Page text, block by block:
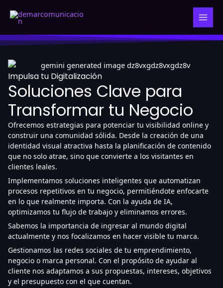
Impulsa tu Digitalización
Soluciones Clave para
Transformar tu Negocio
Ofrecemos estrategias para potenciar tu visibilidad online y
construir una comunidad sólida. Desde la creación de una
identidad visual atractiva hasta la planificación de contenido
que no solo atrae, sino que convierte a los visitantes en
clientes leales.
Implementamos soluciones inteligentes que automatizan
procesos repetitivos en tu negocio, permitiéndote enfocarte
en lo que realmente importa. Con la ayuda de IA,
optimizamos tu flujo de trabajo y eliminamos errores.
Sabemos la importancia de ingresar al mundo digital
actualmente y nos focalizamos en hacer visible tu marca.
Gestionamos las redes sociales de tu emprendimiento,
negocio o marca personal. Con el propósito de ayudar al
cliente nos adaptamos a sus propuestas, intereses, objetivos
y el presupuesto con el que cuentan.